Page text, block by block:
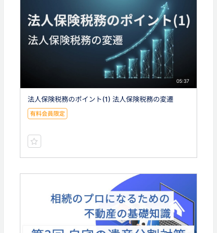
05:37
法人保険税務のポイント(1) 法人保険税務の変遷
有料会員限定